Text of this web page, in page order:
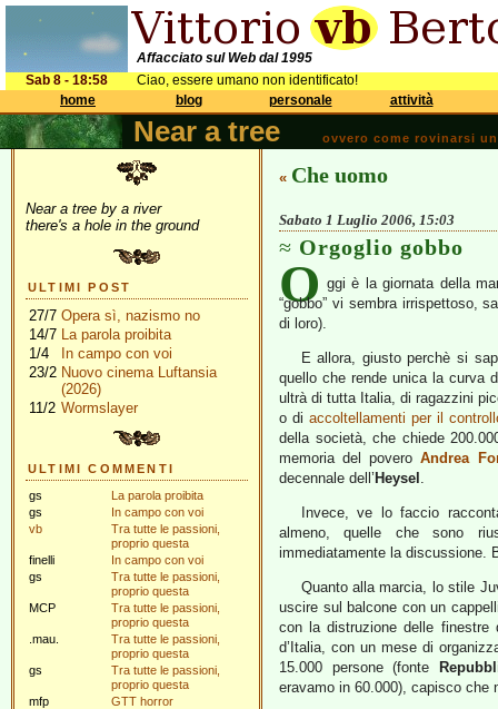
Affacciato sul Web dal 1995
Sab 8 - 18:58
Ciao, essere umano non identificato!
home
blog personale attività
Near a tree ovvero come rovinarsi
Near a tree by a river
there's a hole in the ground
ULTIMI POST
27/7 Opera sì, nazismo no
14/7 La parola proibita
1/4
In campo con voi
23/2 Nuovo cinema Luftansia
(2026)
11/2 Wormslayer
ULTIMI COMMENTI
gs
La parola proibita
gs
In campo con voi
vb
Tra tutte le passioni,
proprio questa
finelli
In campo con voi
gs
Tra tutte le passioni,
proprio questa
MCP
Tra tutte le passioni,
proprio questa
.mau.
Tra tutte le passioni,
proprio questa
gs
Tra tutte le passioni,
proprio questa
mfp
GTT horror
« Che uomo
Sabato 1 Luglio 2006, 15:03
Orgoglio gobbo
O ggi è la giornata della
“gobbo” vi sembra irrispettoso,
di loro).
E allora, giusto perchè si
quello che rende unica la curva
ultrà di tutta Italia, di ragazzini
o diaccoltellamenti per il
della società, che chiede
memoria del poveroAndrea
decennale dell’ Heysel .
Invece, ve lo faccio
almeno, quelle che sono
immediatamente la discussione.
Quanto alla marcia, lo stile
uscire sul balcone con un
con la distruzione delle finestre
d’Italia, con un mese di
15.000 persone (fonte
eravamo in 60.000), capisco che